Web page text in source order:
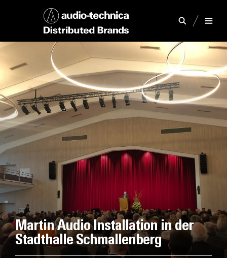
Martin Audio Installation in der
Stadthalle Schmallenberg